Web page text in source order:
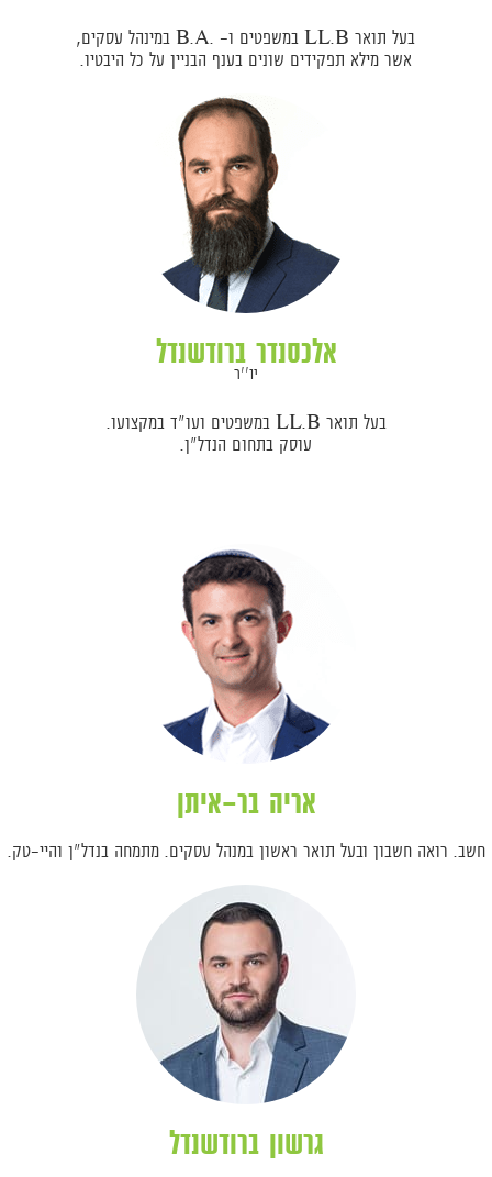
בעל תואר LL.B במשפטים ו- .B.A במינהל עסקים,
אשר מילא תפקידים שונים בענף הבניין על כל היבטיו.
אלכסנדר ברודשנדל
יו''ר
בעל תואר LL.B במשפטים ועו"ד במקצועו.
עוסק בתחום הנדל"ן.
אריה בר-איתן
חשב. רואה חשבון ובעל תואר ראשון במנהל עסקים. מתמחה בנדל"ן והיי-טק.
גרשון ברודשנדל